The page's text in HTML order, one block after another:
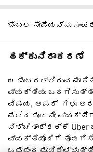
ಬೆಂಬಲ ಸೇವೆಯನ್ನು
ಹಕ್ಕುನಿರಾಕರಣೆ
ಈ ಪುಟದಲ್ಲಿರುವ
ವ್ಯಕ್ತಿಯು
ವಿಷಯ, ಆಫರ್ ‌ ಗಳು
ಪಡೆದ ಮೂರನೇ
ನಿಶ್ಚಿತಾರ್ಥಕ್ಕೆ Uber
ವ್ಯಕ್ತಿಯೊಂದಿಗೆ